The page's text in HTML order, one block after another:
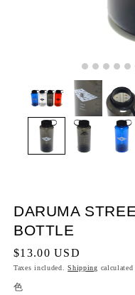
DARUMA
BOTTLE
Regular
price
$13.00 USD
Taxes included.Shipping calculated
色